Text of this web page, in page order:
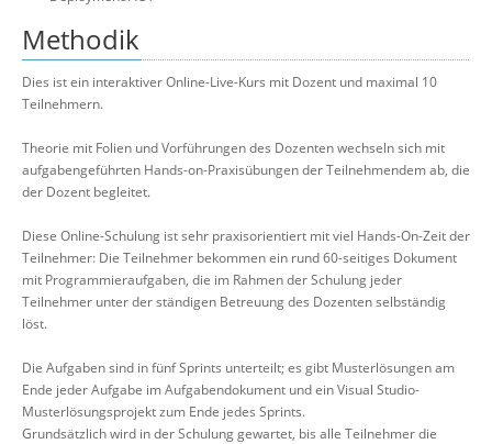
Methodik
Dies ist ein interaktiver Online-Live-Kurs mit Dozent und maximal 10
Teilnehmern.
Theorie mit Folien und Vorführungen des Dozenten wechseln sich mit
aufgabengeführten Hands-on-Praxisübungen der Teilnehmendem ab, die
der Dozent begleitet.
Diese Online-Schulung ist sehr praxisorientiert mit viel Hands-On-Zeit der
Teilnehmer: Die Teilnehmer bekommen ein rund 60-seitiges Dokument
mit Programmieraufgaben, die im Rahmen der Schulung jeder
Teilnehmer unter der ständigen Betreuung des Dozenten selbständig
löst.
Die Aufgaben sind in fünf Sprints unterteilt; es gibt Musterlösungen am
Ende jeder Aufgabe im Aufgabendokument und ein Visual Studio-
Musterlösungsprojekt zum Ende jedes Sprints.
Grundsätzlich wird in der Schulung gewartet, bis alle Teilnehmer die